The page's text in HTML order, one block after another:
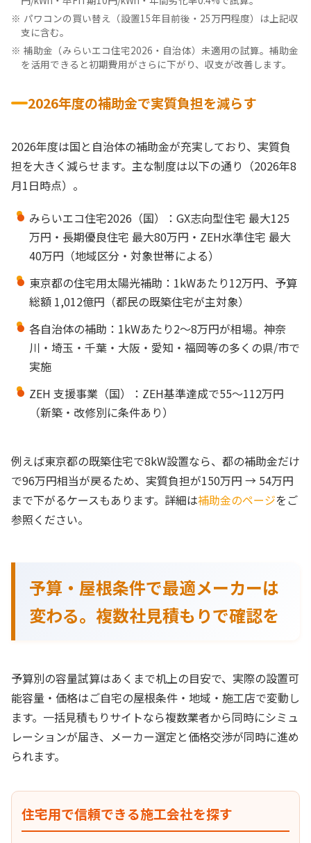
パワコンの買い替え（設置15年目前後・25万円程度）は上記収
支に含む。
補助金（みらいエコ住宅2026・自治体）未適用の試算。補助金
を活用できると初期費用がさらに下がり、収支が改善します。
2026年度の補助金で実質負担を減らす
2026年度は国と自治体の補助金が充実しており、実質負
担を大きく減らせます。主な制度は以下の通り（2026年8
月1日時点）。
みらいエコ住宅2026（国）：GX志向型住宅 最大125
万円・長期優良住宅 最大80万円・ZEH水準住宅 最大
40万円（地域区分・対象世帯による）
東京都の住宅用太陽光補助：1kWあたり12万円、予算
総額 1,012億円（都民の既築住宅が主対象）
各自治体の補助：1kWあたり2〜8万円が相場。神奈
川・埼玉・千葉・大阪・愛知・福岡等の多くの県/市で
実施
ZEH 支援事業（国）：ZEH基準達成で55〜112万円
（新築・改修別に条件あり）
例えば東京都の既築住宅で8kW設置なら、都の補助金だけ
で96万円相当が戻るため、実質負担が150万円 → 54万円
まで下がるケースもあります。詳細は補助金のページをご
参照ください。
予算・屋根条件で最適メーカーは
変わる。複数社見積もりで確認を
予算別の容量試算はあくまで机上の目安で、実際の設置可
能容量・価格はご自宅の屋根条件・地域・施工店で変動し
ます。一括見積もりサイトなら複数業者から同時にシミュ
レーションが届き、メーカー選定と価格交渉が同時に進め
られます。
住宅用で信頼できる施工会社を探す